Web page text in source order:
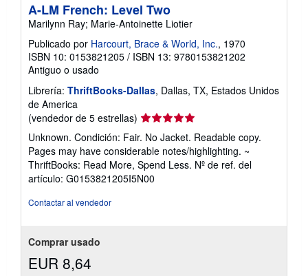
A-LM French: Level Two
Marilynn Ray; Marie-Antoinette Liotier
Publicado por Harcourt, Brace & World, Inc., 1970
ISBN 10: 0153821205 / ISBN 13: 9780153821202
Antiguo o usado
Librería: ThriftBooks-Dallas, Dallas, TX, Estados Unidos
de America
(vendedor de 5 estrellas) Calificación
del
vendedor:
5
de
5
Unknown. Condición: Fair. No Jacket. Readable copy.
Pages may have considerable notes/highlighting. ~
ThriftBooks: Read More, Spend Less. Nº de ref. del
artículo: G0153821205I5N00
Contactar al vendedor
Comprar usado
EUR 8,64